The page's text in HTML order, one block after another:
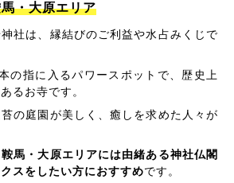
・大原エリア
社は、縁結びのご利益や水占みくじで
の指に入るパワースポットで、歴史上
るお寺です。
の庭園が美しく、癒しを求めた人々が
馬・大原エリアには由緒ある神社仏閣
スをしたい方におすすめです。